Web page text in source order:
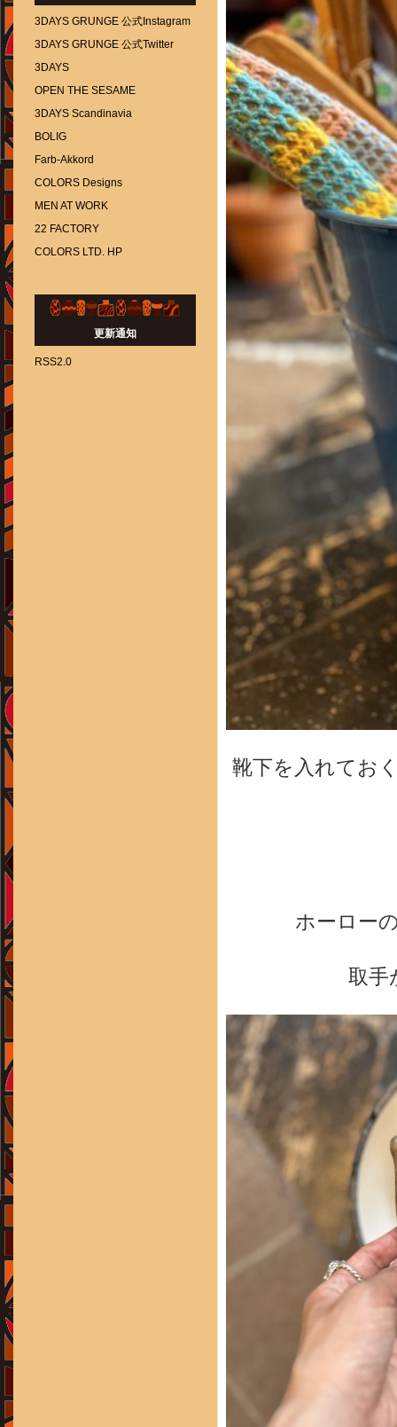
靴下を入れてお
ホーロー
取手
3DAYS GRUNGE 公式Instagram
3DAYS GRUNGE 公式Twitter
3DAYS
OPEN THE SESAME
3DAYS Scandinavia
BOLIG
Farb-Akkord
COLORS Designs
MEN AT WORK
22 FACTORY
COLORS LTD. HP
更新通知
RSS2.0